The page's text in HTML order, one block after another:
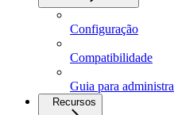
Configuração
Compatibilidade
Guia para
Recursos